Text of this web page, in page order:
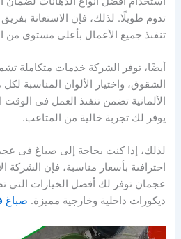
تدوم طويلًا. لذلك، فإن الاستعانة
تنفىذ جميع الأعمال بأعلى مستوى من
أيضًا، توفر الشركة خدمات متكاملة
الشقوق، واختيار الألوان المناسبة
الألمانية تضمن تنفىذ العمل فى الوقت
يوفر لك تجربة خالية من المتاعب.
لذلك، إذا كنت بحاجة إلى صباغ فى
احترافىة بأسعار مناسبة، فإن الشركة
عجمان توفر لك أفضل الخيارات
ديكورات داخلية وخارجية مميزة. صباغ